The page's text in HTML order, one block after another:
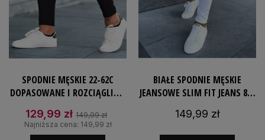
SPODNIE MĘSKIE 22-62C
DOPASOWANE I ROZCIĄGLIWE
129,99 zł 149,99 zł
Najniższa cena: 149,99 zł
BIAŁE SPODNIE MĘSKIE
JEANSOWE SLIM FIT JEANS 80-
149,99 zł